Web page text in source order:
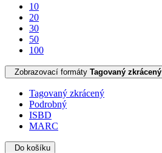
10
20
30
50
100
Zobrazovací formáty Tagovaný zkrácený
Tagovaný zkrácený
Podrobný
ISBD
MARC
Do košíku